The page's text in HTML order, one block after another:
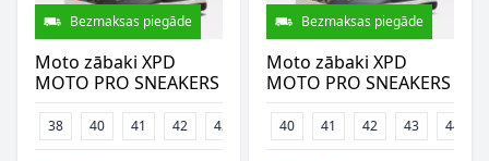
Bezmaksas piegāde
Moto zābaki XPD
MOTO PRO SNEAKERS
38 40 41 42 43
Bezmaksas piegāde
Moto zābaki XPD
MOTO PRO SNEAKERS
40 41 42 43 44